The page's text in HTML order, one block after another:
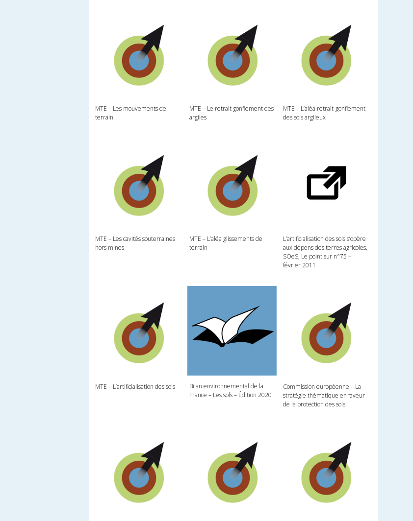
MTE – Les mouvements de
terrain
MTE – Le retrait gonflement des
argiles
MTE – L’aléa retrait-gonflement
des sols argileux
MTE – Les cavités souterraines
hors mines
MTE – L’aléa glissements de
terrain
L’artificialisation des sols s’opère
aux dépens des terres agricoles,
SOeS, Le point sur n°75 –
février 2011
MTE – L’artificialisation des sols
Bilan environnemental de la
France – Les sols – Édition 2020
Commission européenne – La
stratégie thématique en faveur
de la protection des sols